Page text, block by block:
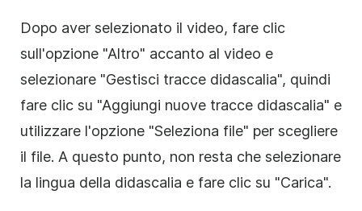
Dopo aver selezionato il video, fare clic
sull'opzione "Altro" accanto al video e
selezionare "Gestisci tracce didascalia", quindi
fare clic su "Aggiungi nuove tracce didascalia" e
utilizzare l'opzione "Seleziona file" per scegliere
il file. A questo punto, non resta che selezionare
la lingua della didascalia e fare clic su "Carica".